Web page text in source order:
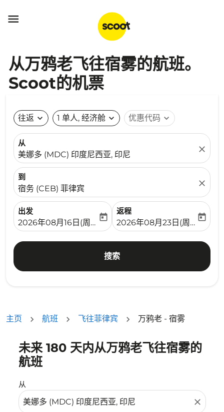

从万鸦老飞往宿雾的航班。
Scoot的机票
往返 expand_more 1 单人, 经济舱 expand_more 优惠代码 expand_more
从
美娜多 (MDC) 印度尼西亚, 印尼
close
到
宿务 (CEB) 菲律宾
close
出发
fc-booking-departure-date-aria-label
2026年08月16日(周日)
today
返程
fc-booking-return-date-
2026年08月23日(周日)
today
搜索
主页 航班 飞往菲律宾 万鸦老 - 宿雾
未来 180 天内从万鸦老飞往宿雾的
航班
从
close
没有符合您的筛选条件的机票。请调整您的筛选条件。